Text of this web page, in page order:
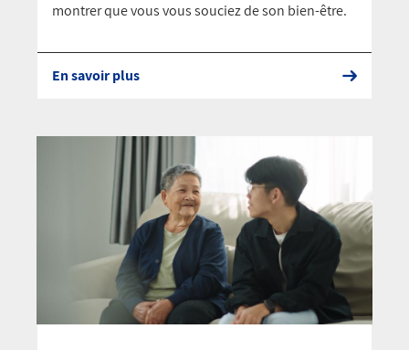
montrer que vous vous souciez de son bien-être.
En savoir plus